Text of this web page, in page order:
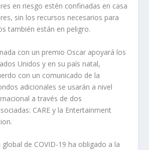
en riesgo estén confinadas en casa
sin los recursos necesarios para
también están en peligro.
con un premio Oscar apoyará los
Unidos y en su país natal,
con un comunicado de la
adicionales se usarán a nivel
a través de dos
CARE y la Entertainment
global de COVID-19 ha obligado a la